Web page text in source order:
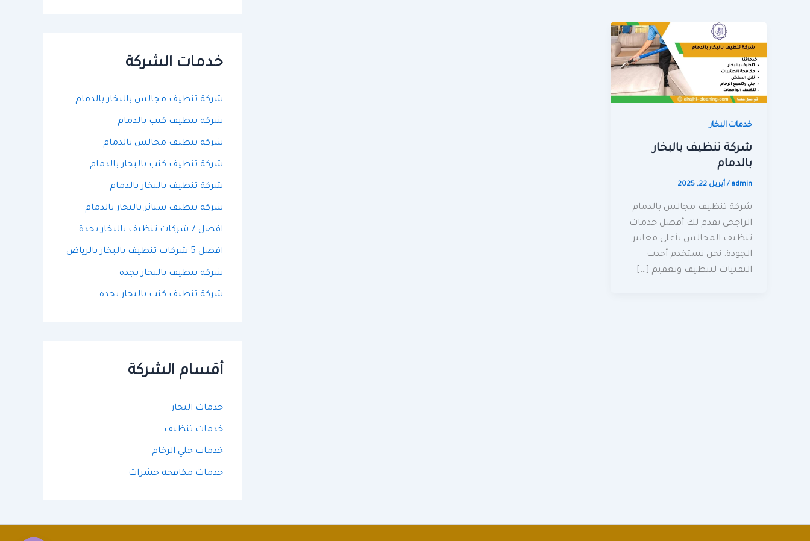
خدمات البخار
شركة تنظيف بالبخار
بالدمام
admin
/أبريل 22, 2025
شركة تنظيف مجالس بالدمام
الراجحي تقدم لك أفضل خدمات
تنظيف المجالس بأعلى معايير
الجودة. نحن نستخدم أحدث
التقنيات لتنظيف وتعقيم […]
:خدمات الشركة
شركة تنظيف مجالس بالبخار بالدمام
شركة تنظيف كنب بالدمام
شركة تنظيف مجالس بالدمام
شركة تنظيف كنب بالبخار بالدمام
شركة تنظيف بالبخار بالدمام
شركة تنظيف ستائر بالبخار بالدمام
افضل 7 شركات تنظيف بالبخار بجدة
افضل 5 شركات تنظيف بالبخار بالرياض
شركة تنظيف بالبخار بجدة
شركة تنظيف كنب بالبخار بجدة
أقسام الشركة
خدمات البخار
خدمات تنظيف
خدمات جلي الرخام
خدمات مكافحة حشرات